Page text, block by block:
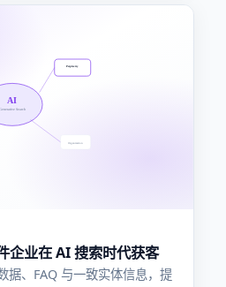
企业在 AI 搜索时代获客
、FAQ 与一致实体信息，提